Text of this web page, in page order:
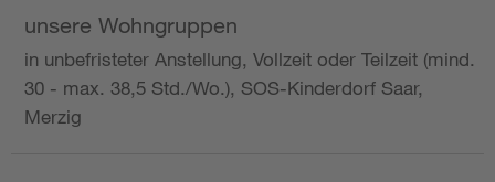
unsere Wohngruppen
in unbefristeter Anstellung, Vollzeit oder Teilzeit (mind.
30 - max. 38,5 Std./Wo.), SOS-Kinderdorf Saar,
Merzig